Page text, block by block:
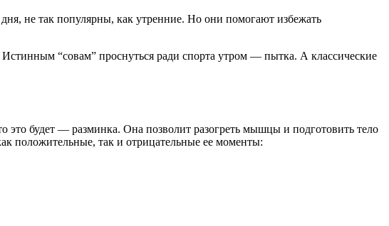
не так популярны, как утренние. Но они помогают избежать
“совам” проснуться ради спорта утром — пытка. А классические
это будет — разминка. Она позволит разогреть мышцы и подготовить тело
положительные, так и отрицательные ее моменты: